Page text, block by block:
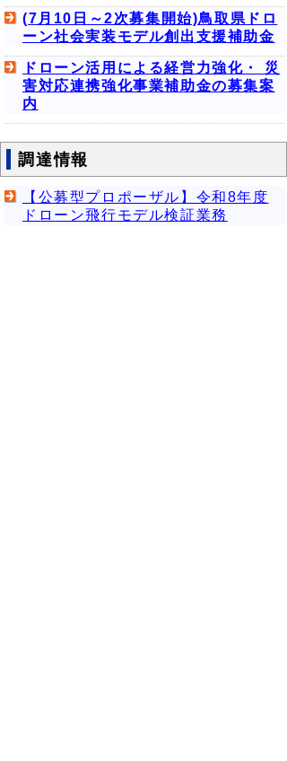
(7月10日～2次募集開始)鳥取県ドロ
ーン社会実装モデル創出支援補助金
ドローン活用による経営力強化・ 災
害対応連携強化事業補助金の募集案
内
調達情報
【公募型プロポーザル】令和8年度
ドローン飛行モデル検証業務